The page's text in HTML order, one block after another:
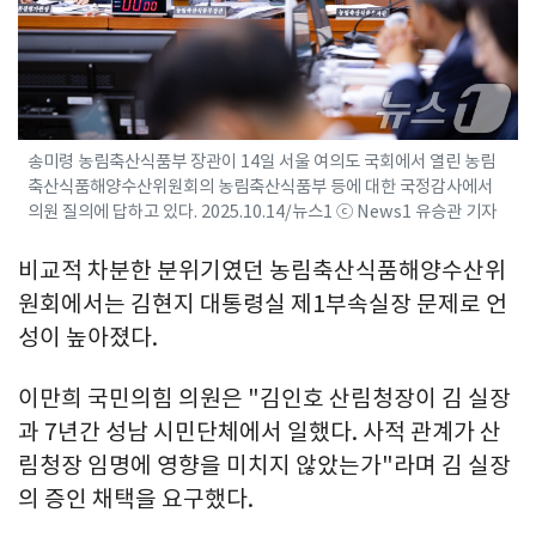
송미령 농림축산식품부 장관이 14일 서울 여의도 국회에서 열린 농림
축산식품해양수산위원회의 농림축산식품부 등에 대한 국정감사에서
의원 질의에 답하고 있다. 2025.10.14/뉴스1 ⓒ News1 유승관 기자
비교적 차분한 분위기였던 농림축산식품해양수산위
원회에서는 김현지 대통령실 제1부속실장 문제로 언
성이 높아졌다.
이만희 국민의힘 의원은 "김인호 산림청장이 김 실장
과 7년간 성남 시민단체에서 일했다. 사적 관계가 산
림청장 임명에 영향을 미치지 않았는가"라며 김 실장
의 증인 채택을 요구했다.